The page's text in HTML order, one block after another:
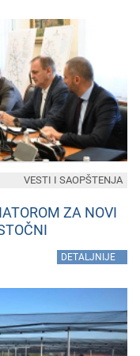
ZA NOVI
DETALJNIJE
VESTI I SAOPŠTENJA